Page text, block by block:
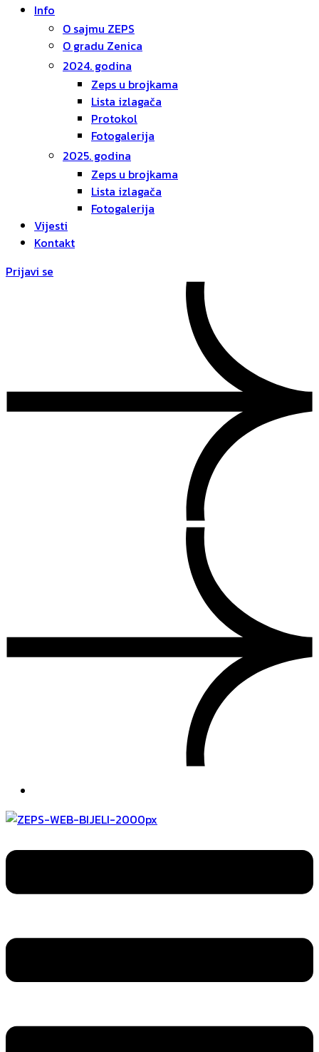
Info
O sajmu ZEPS
O gradu Zenica
2024. godina
Zeps u brojkama
Lista izlagača
Protokol
Fotogalerija
2025. godina
Zeps u brojkama
Lista izlagača
Fotogalerija
Vijesti
Kontakt
Prijavi se